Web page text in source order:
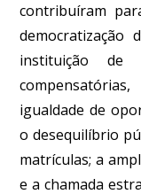
contribuíram
democratização
instituição de
igualdade de
o desequilíbrio
matrículas; a
e a chamada